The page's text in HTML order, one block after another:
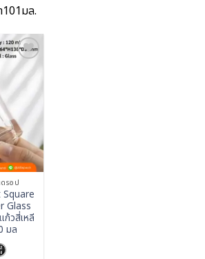
มล.
Add to
wishlist
รอป
Glass
วสี่เหลี
มล